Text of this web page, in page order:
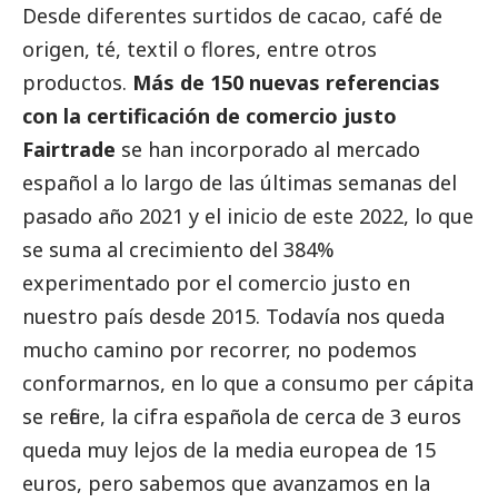
Desde diferentes surtidos de cacao, café de
origen, té, textil o flores, entre otros
productos. Más de 150 nuevas referencias
con la certificación de comercio justo
Fairtrade se han incorporado al mercado
español a lo largo de las últimas semanas del
pasado año 2021 y el inicio de este 2022, lo que
se suma al crecimiento del 384%
experimentado por el comercio justo en
nuestro país desde 2015. Todavía nos queda
mucho camino por recorrer, no podemos
conformarnos, en lo que a consumo per cápita
se refiere, la cifra española de cerca de 3 euros
queda muy lejos de la media europea de 15
euros, pero sabemos que avanzamos en la